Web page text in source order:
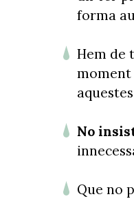
forma
Hem de
moment
No
Que no